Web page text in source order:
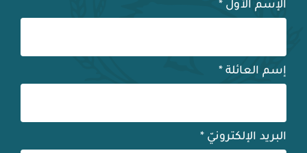
الإسم الأوّل *
إسم العائلة *
البريد الإلكترونيّ *